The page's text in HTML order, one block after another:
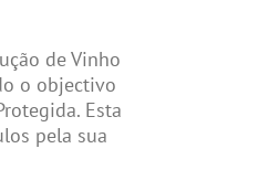
de Vinho
o objectivo
Esta
pela sua